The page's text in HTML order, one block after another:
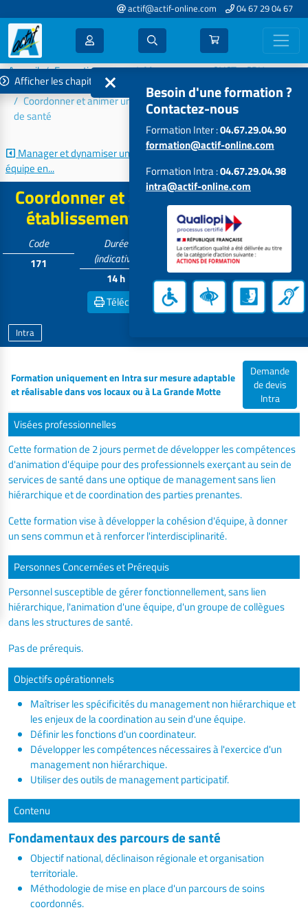
actif@actif-online.com 04 67 29 04 67
Accueil Formations 2026
Management - QVCT - GRH
Approches managériales en établissement et service de santé
Coordonner et animer une équipe en établissement et service
de santé
Afficher les chapitres
Manager et dynamiser une
équipe en...
Management intergénérationnel
en...
Coordonner et animer une équipe en
établissement et service de santé
Code
171
Durée
(indicative)
14 h
Tarif
Contactez-
nous
Participants
Télécharger laFiche PDF
Intra
Formation uniquement en Intra sur mesure adaptable
et réalisable dans vos locaux ou à La Grande Motte
Demande
de devis
Intra
Visées professionnelles
Cette formation de 2 jours permet de développer les compétences
d'animation d'équipe pour des professionnels exerçant au sein de
services de santé dans une optique de management sans lien
hiérarchique et de coordination des parties prenantes.
Cette formation vise à développer la cohésion d'équipe, à donner
un sens commun et à renforcer l'interdisciplinarité.
Personnes Concernées et Prérequis
Personnel susceptible de gérer fonctionnellement, sans lien
hiérarchique, l'animation d'une équipe, d'un groupe de collègues
dans les structures de santé.
Pas de prérequis.
Objectifs opérationnels
Maîtriser les spécificités du management non hiérarchique et
les enjeux de la coordination au sein d'une équipe.
Définir les fonctions d'un coordinateur.
Développer les compétences nécessaires à l'exercice d'un
management non hiérarchique.
Utiliser des outils de management participatif.
Contenu
Fondamentaux des parcours de santé
Objectif national, déclinaison régionale et organisation
territoriale.
Méthodologie de mise en place d'un parcours de soins
coordonnés.
Besoin d'une formation ?
Contactez-nous
Formation Inter :04.67.29.04.90
formation@actif-online.com
Formation Intra :04.67.29.04.98
intra@actif-online.com